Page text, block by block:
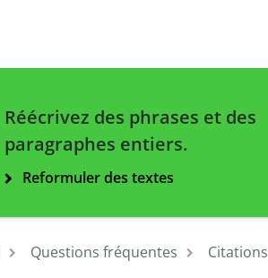
Réécrivez des phrases et des
paragraphes entiers.
Reformuler des textes
Questions fréquentes Citations